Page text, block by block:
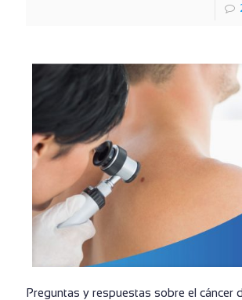
Preguntas y respuestas sobre el cáncer